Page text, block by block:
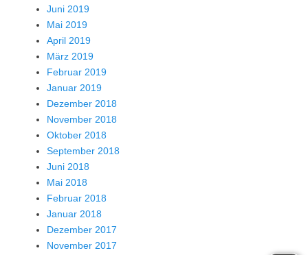
Juni 2019
Mai 2019
April 2019
März 2019
Februar 2019
Januar 2019
Dezember 2018
November 2018
Oktober 2018
September 2018
Juni 2018
Mai 2018
Februar 2018
Januar 2018
Dezember 2017
November 2017